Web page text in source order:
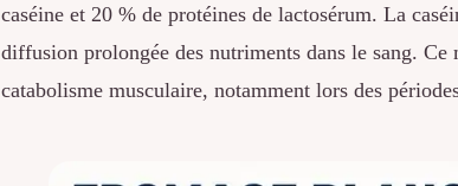
caséine et 20 % de protéines de lactosérum. La
diffusion prolongée des nutriments dans le sang.
catabolisme musculaire, notamment lors des